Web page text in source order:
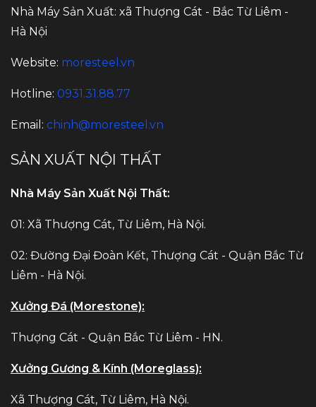
Nhà Máy Sản Xuất: xã Thượng Cát - Bắc Từ Liêm -
Hà Nội
Website: moresteel.vn
Hotline: 0931.31.88.77
Email: chinh@moresteel.vn
SẢN XUẤT NỘI THẤT
Nhà Máy Sản Xuất Nội Thất:
01: Xã Thượng Cát, Từ Liêm, Hà Nội.
02: Đường Đại Đoàn Kết, Thượng Cát - Quận Bắc Từ
Liêm - Hà Nội.
Xưởng Đá (Morestone):
Thượng Cát - Quận Bắc Từ Liêm - HN.
Xưởng Gương & Kính (Moreglass):
Xã Thượng Cát, Từ Liêm, Hà Nội.